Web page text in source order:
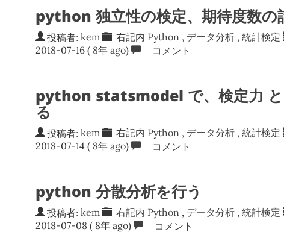
python 独立性の検定、期待度数の
投稿者: kem 右記内 Python , データ分析 ,統計検定
2018-07-16 ( 8年 ago) コメント
python statsmodel で、検定力
る
投稿者: kem 右記内 Python , データ分析 ,統計検定
2018-07-14 ( 8年 ago) コメント
python 分散分析を行う
投稿者: kem 右記内 Python , データ分析 ,統計検定
2018-07-08 ( 8年 ago) コメント